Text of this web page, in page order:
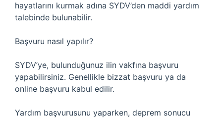
hayatlarını kurmak adına SYDV’den maddi yardım
talebinde bulunabilir.
Başvuru nasıl yapılır?
SYDV’ye, bulunduğunuz ilin vakfına başvuru
yapabilirsiniz. Genellikle bizzat başvuru ya da
online başvuru kabul edilir.
Yardım başvurusunu yaparken, deprem sonucu